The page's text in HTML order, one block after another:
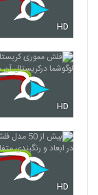
HD
HD
HD